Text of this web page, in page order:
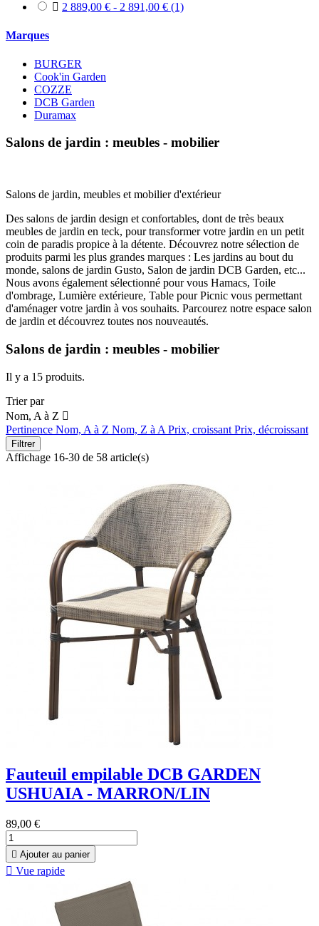
 2 889,00 € - 2 891,00 € (1)
Marques
BURGER
Cook'in Garden
COZZE
DCB Garden
Duramax
Salons de jardin : meubles - mobilier
Salons de jardin, meubles et mobilier d'extérieur
Des salons de jardin design et confortables, dont de très beaux
meubles de jardin en teck, pour transformer votre jardin en un petit
coin de paradis propice à la détente. Découvrez notre sélection de
produits parmi les plus grandes marques : Les jardins au bout du
monde, salons de jardin Gusto, Salon de jardin DCB Garden, etc...
Nous avons également sélectionné pour vous Hamacs, Toile
d'ombrage, Lumière extérieure, Table pour Picnic vous permettant
d'aménager votre jardin à vos souhaits. Parcourez notre espace salon
de jardin et découvrez toutes nos nouveautés.
Salons de jardin : meubles - mobilier
Il y a 15 produits.
Trier par
Nom, A à Z 
Pertinence Nom, A à Z Nom, Z à A Prix, croissant Prix, décroissant
Filtrer
Affichage 16-30 de 58 article(s)
Fauteuil empilable DCB GARDEN
USHUAIA - MARRON/LIN
89,00 €
 Ajouter au panier
 Vue rapide